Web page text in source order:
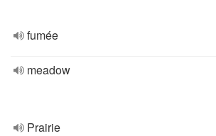
fumée
meadow
Prairie